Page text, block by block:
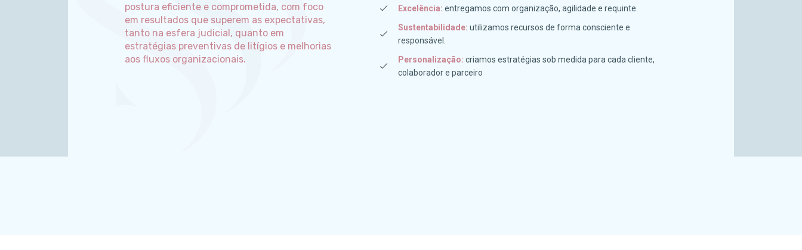
postura eficiente e comprometida, com foco
em resultados que superem as expectativas,
tanto na esfera judicial, quanto em
estratégias preventivas de litígios e melhorias
aos fluxos organizacionais.
Excelência: entregamos com organização, agilidade e requinte.
Sustentabilidade: utilizamos recursos de forma consciente e
responsável.
Personalização: criamos estratégias sob medida para cada cliente,
colaborador e parceiro